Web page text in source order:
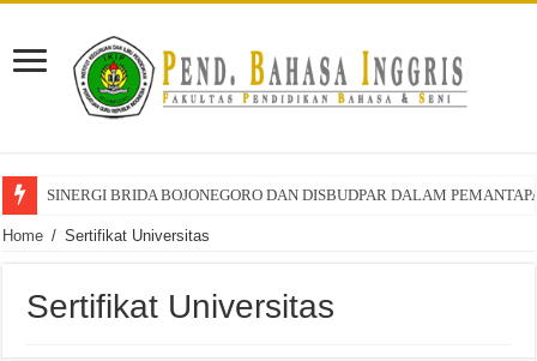
SINERGI BRIDA BOJONEGORO DAN DISBUDPAR DALAM
Home / Sertifikat Universitas
Sertifikat Universitas